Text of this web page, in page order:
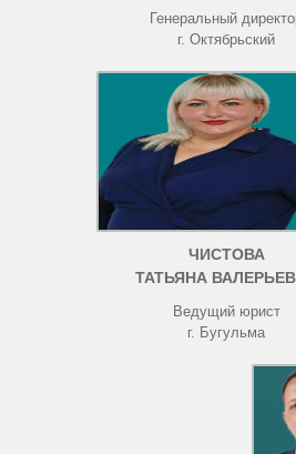
Генеральный
г. Октябрьский
ЧИСТОВА
ТАТЬЯНА
Ведущий юрист
г. Бугульма